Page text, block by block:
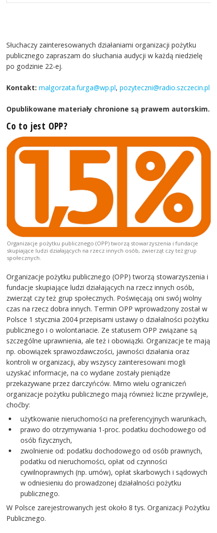
Słuchaczy zainteresowanych działaniami organizacji pożytku
publicznego zapraszam do słuchania audycji w każdą niedzielę
po godzinie 22-ej.
Kontakt: malgorzata.furga@wp.pl,pozyteczni@radio.szczecin.pl
Opublikowane materiały chronione są prawem autorskim.
Co to jest OPP?
Organizacje pożytku publicznego (OPP) tworzą stowarzyszenia i fundacje
skupiające ludzi działających na rzecz innych osób, zwierząt czy też grup
społecznych.
Organizacje pożytku publicznego (OPP) tworzą stowarzyszenia i
fundacje skupiające ludzi działających na rzecz innych osób,
zwierząt czy też grup społecznych. Poświęcają oni swój wolny
czas na rzecz dobra innych. Termin OPP wprowadzony został w
Polsce 1 stycznia 2004 przepisami ustawy o działalności pożytku
publicznego i o wolontariacie. Ze statusem OPP związane są
szczególne uprawnienia, ale też i obowiązki. Organizacje te mają
np. obowiązek sprawozdawczości, jawności działania oraz
kontroli w organizacji, aby wszyscy zainteresowani mogli
uzyskać informacje, na co wydane zostały pieniądze
przekazywane przez darczyńców. Mimo wielu ograniczeń
organizacje pożytku publicznego mają również liczne przywileje,
choćby:
użytkowanie nieruchomości na preferencyjnych warunkach,
prawo do otrzymywania 1-proc. podatku dochodowego od
osób fizycznych,
zwolnienie od: podatku dochodowego od osób prawnych,
podatku od nieruchomości, opłat od czynności
cywilnoprawnych (np. umów), opłat skarbowych i sądowych
w odniesieniu do prowadzonej działalności pożytku
publicznego.
W Polsce zarejestrowanych jest około 8 tys. Organizacji Pożytku
Publicznego.